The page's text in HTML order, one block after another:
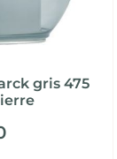
gris 475